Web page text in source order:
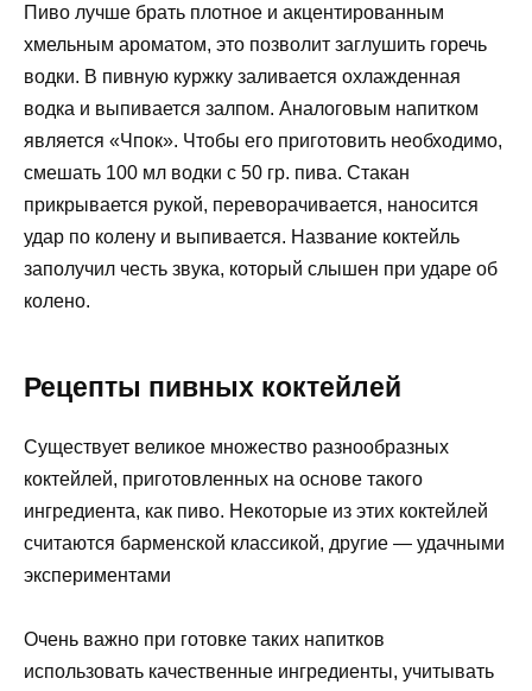
Пиво лучше брать плотное и акцентированным
хмельным ароматом, это позволит заглушить горечь
водки. В пивную куржку заливается охлажденная
водка и выпивается залпом. Аналоговым напитком
является «Чпок». Чтобы его приготовить необходимо,
смешать 100 мл водки с 50 гр. пива. Стакан
прикрывается рукой, переворачивается, наносится
удар по колену и выпивается. Название коктейль
заполучил честь звука, который слышен при ударе об
колено.
Рецепты пивных коктейлей
Существует великое множество разнообразных
коктейлей, приготовленных на основе такого
ингредиента, как пиво. Некоторые из этих коктейлей
считаются барменской классикой, другие — удачными
экспериментами
Очень важно при готовке таких напитков
использовать качественные ингредиенты, учитывать